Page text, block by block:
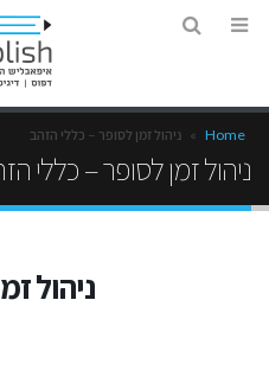
Home
» ניהול זמן לסופר – כללי הזהב
ניהול זמן לסופר – כללי
ניהול